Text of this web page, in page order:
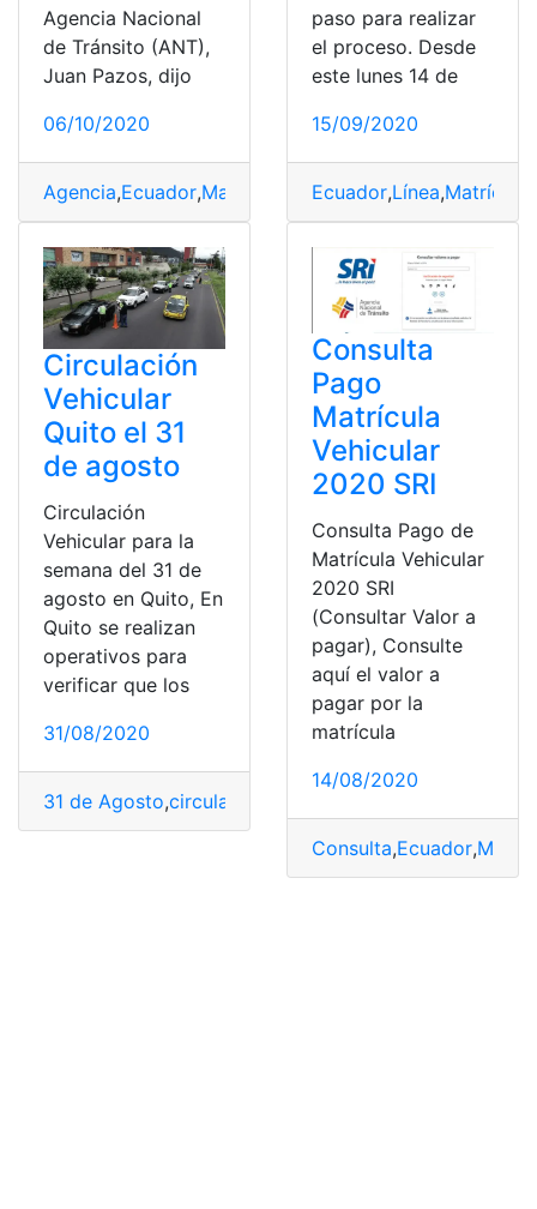
Agencia Nacional
de Tránsito (ANT),
Juan Pazos, dijo
06/10/2020
Agencia,Ecuador,Matrículación,top2,Tránsito,Vehícular
paso para realizar
el proceso. Desde
este lunes 14 de
15/09/2020
Ecuador,Línea,
Circulación
Vehicular
Quito el 31
de agosto
Circulación
Vehicular para la
semana del 31 de
agosto en Quito, En
Quito se realizan
operativos para
verificar que los
31/08/2020
31 de Agosto,circulación
Consulta
Pago
Matrícula
Vehicular
2020 SRI
Consulta Pago de
Matrícula Vehicular
2020 SRI
(Consultar Valor a
pagar), Consulte
aquí el valor a
pagar por la
matrícula
14/08/2020
Consulta,Ecuador,